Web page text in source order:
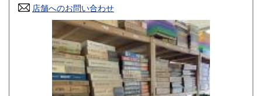
高知県 800円
800円 長崎県
800円 大分県
800円 鹿児島県
店舗へのお問い合わせ